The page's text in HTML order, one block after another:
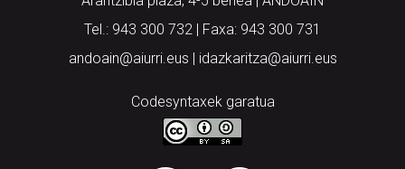
Tel.: 943 300 732 | Faxa: 943 300 731
andoain@aiurri.eus | idazkaritza@aiurri.eus
Codesyntaxek garatua